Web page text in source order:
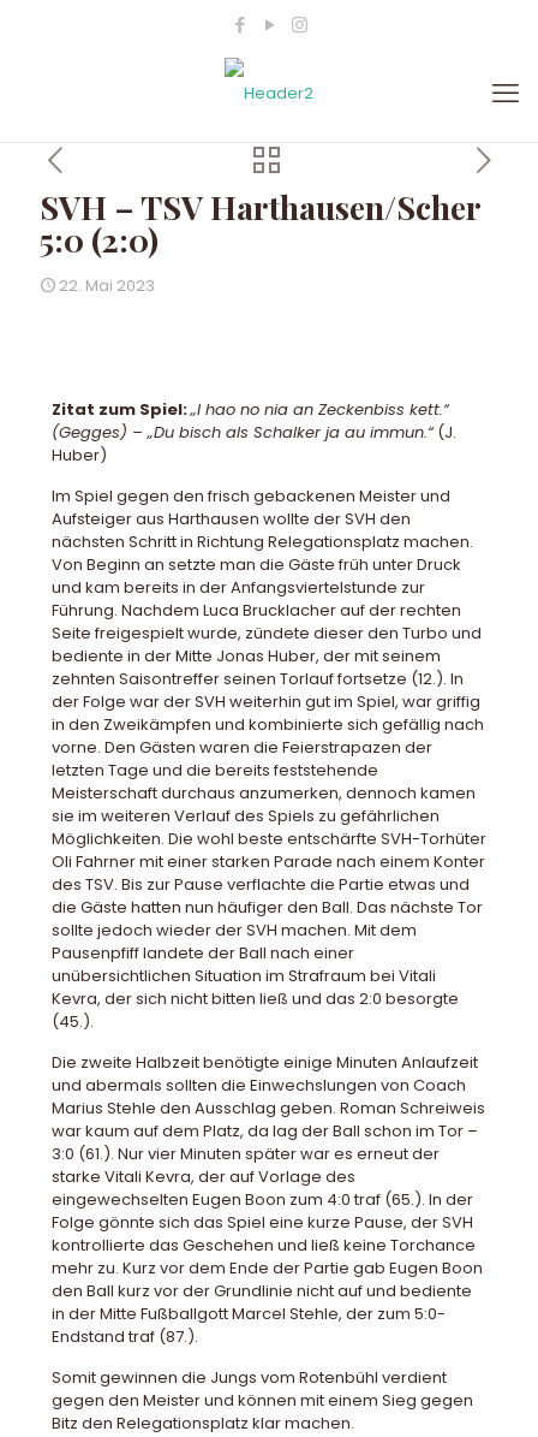
SVH – TSV Harthausen/Scher
5:0 (2:0)
22. Mai 2023
Zitat zum Spiel:„I hao no nia an Zeckenbiss kett.“
(Gegges) – „Du bisch als Schalker ja au immun.“(J.
Huber)
Im Spiel gegen den frisch gebackenen Meister und
Aufsteiger aus Harthausen wollte der SVH den
nächsten Schritt in Richtung Relegationsplatz machen.
Von Beginn an setzte man die Gäste früh unter Druck
und kam bereits in der Anfangsviertelstunde zur
Führung. Nachdem Luca Brucklacher auf der rechten
Seite freigespielt wurde, zündete dieser den Turbo und
bediente in der Mitte Jonas Huber, der mit seinem
zehnten Saisontreffer seinen Torlauf fortsetze (12.). In
der Folge war der SVH weiterhin gut im Spiel, war griffig
in den Zweikämpfen und kombinierte sich gefällig nach
vorne. Den Gästen waren die Feierstrapazen der
letzten Tage und die bereits feststehende
Meisterschaft durchaus anzumerken, dennoch kamen
sie im weiteren Verlauf des Spiels zu gefährlichen
Möglichkeiten. Die wohl beste entschärfte SVH-Torhüter
Oli Fahrner mit einer starken Parade nach einem Konter
des TSV. Bis zur Pause verflachte die Partie etwas und
die Gäste hatten nun häufiger den Ball. Das nächste Tor
sollte jedoch wieder der SVH machen. Mit dem
Pausenpfiff landete der Ball nach einer
unübersichtlichen Situation im Strafraum bei Vitali
Kevra, der sich nicht bitten ließ und das 2:0 besorgte
(45.).
Die zweite Halbzeit benötigte einige Minuten Anlaufzeit
und abermals sollten die Einwechslungen von Coach
Marius Stehle den Ausschlag geben. Roman Schreiweis
war kaum auf dem Platz, da lag der Ball schon im Tor –
3:0 (61.). Nur vier Minuten später war es erneut der
starke Vitali Kevra, der auf Vorlage des
eingewechselten Eugen Boon zum 4:0 traf (65.). In der
Folge gönnte sich das Spiel eine kurze Pause, der SVH
kontrollierte das Geschehen und ließ keine Torchance
mehr zu. Kurz vor dem Ende der Partie gab Eugen Boon
den Ball kurz vor der Grundlinie nicht auf und bediente
in der Mitte Fußballgott Marcel Stehle, der zum 5:0-
Endstand traf (87.).
Somit gewinnen die Jungs vom Rotenbühl verdient
gegen den Meister und können mit einem Sieg gegen
Bitz den Relegationsplatz klar machen.